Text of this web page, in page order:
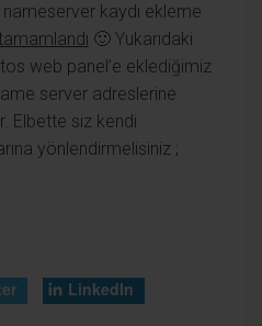
kaydı ekleme
tamamlandı 🙂 Yukarıdaki
web panel’e eklediğimiz
server adreslerine
Elbette siz kendi
yönlendirmelisiniz ;
LinkedIn